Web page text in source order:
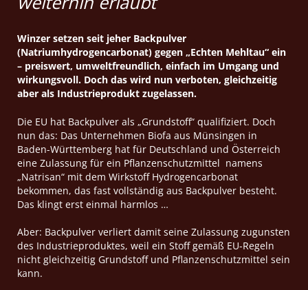
Winzer setzen seit jeher Backpulver
(Natriumhydrogencarbonat) gegen „Echten Mehltau“ ein
– preiswert, umweltfreundlich, einfach im Umgang und
wirkungsvoll. Doch das wird nun verboten, gleichzeitig
aber als Industrieprodukt zugelassen.
Die EU hat Backpulver als „Grundstoff“ qualifiziert. Doch
nun das: Das Unternehmen Biofa aus Münsingen in
Baden-Württemberg hat für Deutschland und Österreich
eine Zulassung für ein Pflanzenschutzmittel namens
„Natrisan“ mit dem Wirkstoff Hydrogencarbonat
bekommen, das fast vollständig aus Backpulver besteht.
Das klingt erst einmal harmlos …
Aber: Backpulver verliert damit seine Zulassung zugunsten
des Industrieproduktes, weil ein Stoff gemäß EU-Regeln
nicht gleichzeitig Grundstoff und Pflanzenschutzmittel sein
kann.